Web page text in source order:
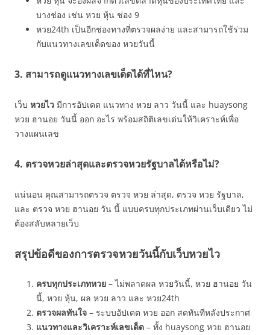
บางช่อง เช่น หวย หุ้น ช่อง 9
หวย24th เป็นอีกช่องทางที่ตรวจผลง่าย และสามารถใช้ร่วม
กับแนวทางเลขเด็ดของ หวยวันนี้
3. สามารถดูแนวทางเลขเด็ดได้ที่ไหน?
เว็บ หวยไว มีการอัปเดต แนวทาง หวย ลาว วันนี้ และ huaysong
หวย ฮานอย วันนี้ ออก อะไร พร้อมสถิติเลขเด่นให้วิเคราะห์เพื่อ
วางแผนเลข
4. ตรวจหวยล่าสุดและตรวจหวยรัฐบาลได้หรือไม่?
แน่นอน คุณสามารถตรวจ ตรวจ หวย ล่าสุด, ตรวจ หวย รัฐบาล,
และ ตรวจ หวย ฮานอย วัน นี้ แบบครบทุกประเภทผ่านเว็บเดียว ไม่
ต้องสลับหลายเว็บ
สรุปข้อดีของการตรวจหวยวันนี้กับเว็บหวยไว
ครบทุกประเภทหวย – ไม่พลาดผล หวยวันนี้, หวย ฮานอย วัน
นี้, หวย หุ้น, ผล หวย ลาว และ หวย24th
ตรวจผลทันใจ – ระบบอัปเดต หวย ออก สดทันทีหลังประกาศ
แนวทางและวิเคราะห์เลขเด็ด – ทั้ง huaysong หวย ฮานอย